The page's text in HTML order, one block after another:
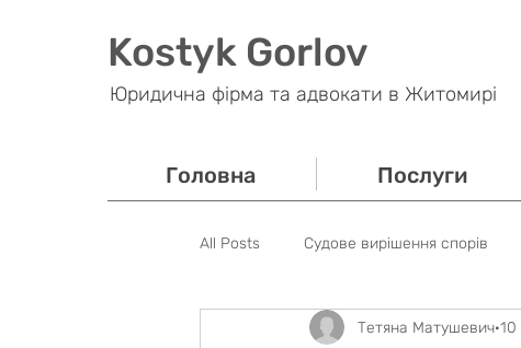
Kostyk Gorlov
Юридична фірма та адвокати в Житомирі
Головна Послуги
All Posts Судове вирішення спорів
Банківські спори Податкове
Тетяна Матушевич 10